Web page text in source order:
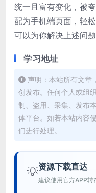
统一且富有变化，被
配为手机端页面，轻
可以为你解决上述问题
学习地址
声明：本站所有文章
创发布。任何个人或组
制、盗用、采集、发布
体平台。如若本站内容
们进行处理。
💡资源下载直达
建议使用官方APP转